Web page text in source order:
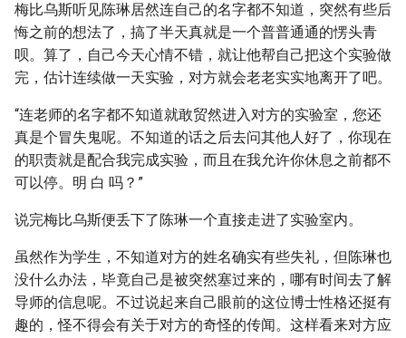
梅比乌斯听见陈琳居然连自己的名字都不知道，突然有些后
悔之前的想法了，搞了半天真就是一个普普通通的愣头青
呗。算了，自己今天心情不错，就让他帮自己把这个实验做
完，估计连续做一天实验，对方就会老老实实地离开了吧。
“连老师的名字都不知道就敢贸然进入对方的实验室，您还
真是个冒失鬼呢。不知道的话之后去问其他人好了，你现在
的职责就是配合我完成实验，而且在我允许你休息之前都不
可以停。明 白 吗？”
说完梅比乌斯便丢下了陈琳一个直接走进了实验室内。
虽然作为学生，不知道对方的姓名确实有些失礼，但陈琳也
没什么办法，毕竟自己是被突然塞过来的，哪有时间去了解
导师的信息呢。不过说起来自己眼前的这位博士性格还挺有
趣的，怪不得会有关于对方的奇怪的传闻。这样看来对方应